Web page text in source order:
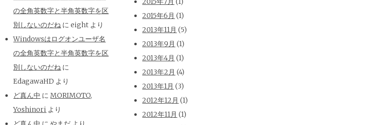
の全角英数字と半角英数字を区
別しないのだね にeight より
Windowsはログオンユーザ名
の全角英数字と半角英数字を区
別しないのだね に
EdagawaHD より
ど真ん中 にMORIMOTO,
Yoshinori より
2015年6月 (1)
2013年11月 (5)
2013年9月 (1)
2013年4月 (1)
2013年2月 (4)
2013年1月 (3)
2012年12月 (1)
2012年11月 (1)